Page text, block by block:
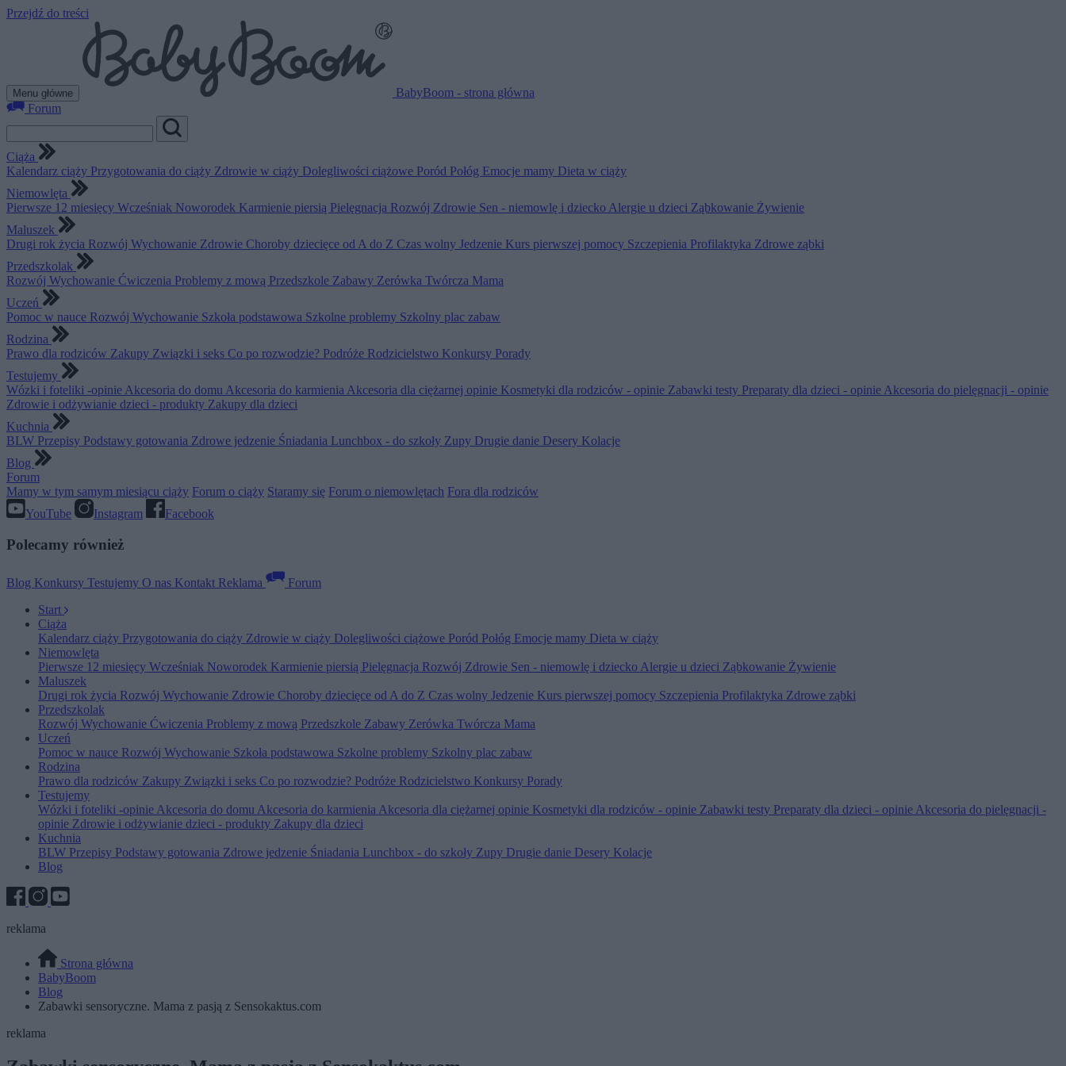
Przejdź do treści
Menu główne
BabyBoom - strona główna
Forum
Ciąża
Kalendarz ciąży Przygotowania do ciąży Zdrowie w ciąży Dolegliwości ciążowe Poród Połóg Emocje mamy Dieta w ciąży
Niemowlęta
Pierwsze 12 miesięcy Wcześniak Noworodek Karmienie piersią Pielęgnacja Rozwój Zdrowie Sen - niemowlę i dziecko Alergie u dzieci Ząbkowanie Żywienie
Maluszek
Drugi rok życia Rozwój Wychowanie Zdrowie Choroby dziecięce od A do Z Czas wolny Jedzenie Kurs pierwszej pomocy Szczepienia Profilaktyka Zdrowe ząbki
Przedszkolak
Rozwój Wychowanie Ćwiczenia Problemy z mową Przedszkole Zabawy Zerówka Twórcza Mama
Uczeń
Pomoc w nauce Rozwój Wychowanie Szkoła podstawowa Szkolne problemy Szkolny plac zabaw
Rodzina
Prawo dla rodziców Zakupy Związki i seks Co po rozwodzie? Podróże Rodzicielstwo Konkursy Porady
Testujemy
Wózki i foteliki -opinie Akcesoria do domu Akcesoria do karmienia Akcesoria dla ciężarnej opinie Kosmetyki dla rodziców - opinie Zabawki testy Preparaty dla dzieci - opinie Akcesoria do pielęgnacji - opinie
Zdrowie i odżywianie dzieci - produkty Zakupy dla dzieci
Kuchnia
BLW Przepisy Podstawy gotowania Zdrowe jedzenie Śniadania Lunchbox - do szkoły Zupy Drugie danie Desery Kolacje
Blog
Forum
Mamy w tym samym miesiącu ciąży Forum o ciąży Staramy się Forum o niemowlętach Fora dla rodziców
YouTube
Instagram Facebook
Polecamy również
Blog Konkursy Testujemy O nas Kontakt Reklama
Forum
Start
Ciąża
Kalendarz ciąży Przygotowania do ciąży Zdrowie w ciąży Dolegliwości ciążowe Poród Połóg Emocje mamy Dieta w ciąży
Niemowlęta
Pierwsze 12 miesięcy Wcześniak Noworodek Karmienie piersią Pielęgnacja Rozwój Zdrowie Sen - niemowlę i dziecko Alergie u dzieci Ząbkowanie Żywienie
Maluszek
Drugi rok życia Rozwój Wychowanie Zdrowie Choroby dziecięce od A do Z Czas wolny Jedzenie Kurs pierwszej pomocy Szczepienia Profilaktyka Zdrowe ząbki
Przedszkolak
Rozwój Wychowanie Ćwiczenia Problemy z mową Przedszkole Zabawy Zerówka Twórcza Mama
Uczeń
Pomoc w nauce Rozwój Wychowanie Szkoła podstawowa Szkolne problemy Szkolny plac zabaw
Rodzina
Prawo dla rodziców Zakupy Związki i seks Co po rozwodzie? Podróże Rodzicielstwo Konkursy Porady
Testujemy
Wózki i foteliki -opinieAkcesoria do domu Akcesoria do karmieniaAkcesoria dla ciężarnej opinie Kosmetyki dla rodziców - opinie Zabawki testy Preparaty dla dzieci - opinieAkcesoria do pielęgnacji -
opinie Zdrowie i odżywianie dzieci - produkty Zakupy dla dzieci
Kuchnia
BLW Przepisy Podstawy gotowania Zdrowe jedzenie Śniadania Lunchbox - do szkoły Zupy Drugie danie Desery Kolacje
Blog
reklama
Strona główna
BabyBoom
Blog
Zabawki sensoryczne. Mama z pasją z Sensokaktus.com
reklama